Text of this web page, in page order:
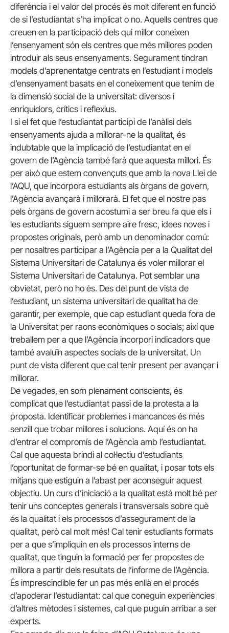
diferència i el valor del procés és molt diferent en funció
de si l’estudiantat s’ha implicat o no. Aquells centres que
creuen en la participació dels qui millor coneixen
l’ensenyament són els centres que més millores poden
introduir als seus ensenyaments. Segurament tindran
models d’aprenentatge centrats en l’estudiant i models
d’ensenyament basats en el coneixement que tenim de
la dimensió social de la universitat: diversos i
enriquidors, crítics i reflexius.
I si el fet que l’estudiantat participi de l’anàlisi dels
ensenyaments ajuda a millorar-ne la qualitat, és
indubtable que la implicació de l’estudiantat en el
govern de l’Agència també farà que aquesta millori. És
per això que estem convençuts que amb la nova Llei de
l’AQU, que incorpora estudiants als òrgans de govern,
l’Agència avançarà i millorarà. El fet que el nostre pas
pels òrgans de govern acostumi a ser breu fa que els i
les estudiants siguem sempre aire fresc, idees noves i
propostes originals, però amb un denominador comú:
per nosaltres participar a l’Agència per a la Qualitat del
Sistema Universitari de Catalunya és voler millorar el
Sistema Universitari de Catalunya. Pot semblar una
obvietat, però no ho és. Des del punt de vista de
l’estudiant, un sistema universitari de qualitat ha de
garantir, per exemple, que cap estudiant queda fora de
la Universitat per raons econòmiques o socials; així que
treballem per a que l’Agència incorpori indicadors que
també avaluïn aspectes socials de la universitat. Un
punt de vista diferent que cal tenir present per avançar i
millorar.
De vegades, en som plenament conscients, és
complicat que l’estudiantat passi de la protesta a la
proposta. Identificar problemes i mancances és més
senzill que trobar millores i solucions. Aquí és on ha
d’entrar el compromís de l’Agència amb l’estudiantat.
Cal que aquesta brindi al col·lectiu d’estudiants
l’oportunitat de formar-se bé en qualitat, i posar tots els
mitjans que estiguin a l’abast per aconseguir aquest
objectiu. Un curs d’iniciació a la qualitat està molt bé per
tenir uns conceptes generals i transversals sobre què
és la qualitat i els processos d’assegurament de la
qualitat, però cal molt més! Cal tenir estudiants formats
per a que s’impliquin en els processos interns de
qualitat, que tinguin la formació per fer propostes de
millora a partir dels resultats de l’informe de l’Agència.
És imprescindible fer un pas més enllà en el procés
d’apoderar l’estudiantat: cal que coneguin experiències
d’altres mètodes i sistemes, cal que puguin arribar a ser
experts.